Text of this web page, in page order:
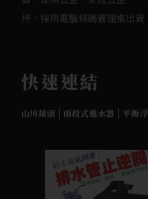
坪，採用電腦條碼管理進出貨
快速連結
山川接頭 兩段式進水器 平衡